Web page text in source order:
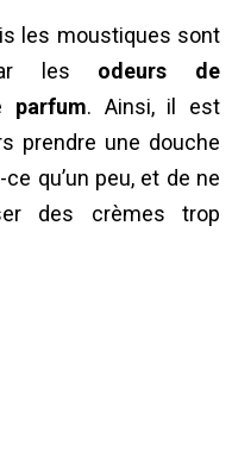
les moustiques sont
les odeurs de
parfum. Ainsi, il est
prendre une douche
qu’un peu, et de ne
des crèmes trop